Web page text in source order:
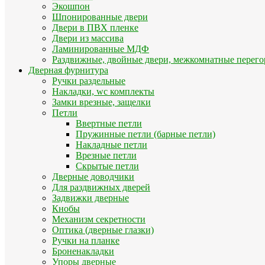
Экошпон
Шпонированные двери
Двери в ПВХ пленке
Двери из массива
Ламинированные МДФ
Раздвижные, двойные двери, межкомнатные
Дверная фурнитура
Ручки раздельные
Накладки, wc комплекты
Замки врезные, защелки
Петли
Ввертные петли
Пружинные петли (барные петли)
Накладные петли
Врезные петли
Скрытые петли
Дверные доводчики
Для раздвижных дверей
Задвижки дверные
Кнобы
Механизм секретности
Оптика (дверные глазки)
Ручки на планке
Броненакладки
Упоры дверные